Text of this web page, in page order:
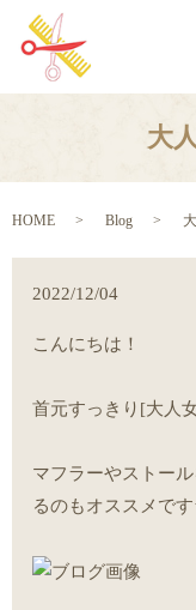
大
HOME Blog
2022/12/04
こんにちは！
首元すっきり[大人
マフラーやストー
るのもオススメで